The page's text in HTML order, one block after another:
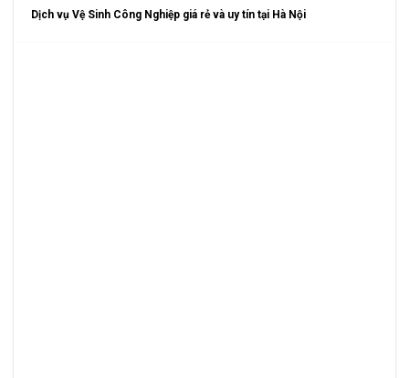
Dịch vụ Vệ Sinh Công Nghiệp giá rẻ và uy tín tại Hà Nội